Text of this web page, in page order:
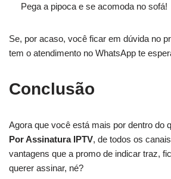
Pega a pipoca e se acomoda no sofá!
Se, por acaso, você ficar em dúvida no
tem o atendimento no WhatsApp te
Conclusão
Agora que você está mais por dentro do
Por Assinatura IPTV, de todos os
vantagens que a promo de indicar traz,
querer assinar, né?